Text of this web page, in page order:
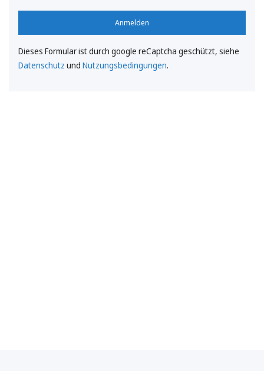
Anmelden
Dieses Formular ist durch google reCaptcha geschützt, siehe
Datenschutz und Nutzungsbedingungen.